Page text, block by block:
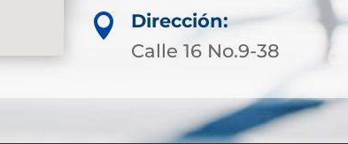

Dirección:
Calle 16 No.9-38